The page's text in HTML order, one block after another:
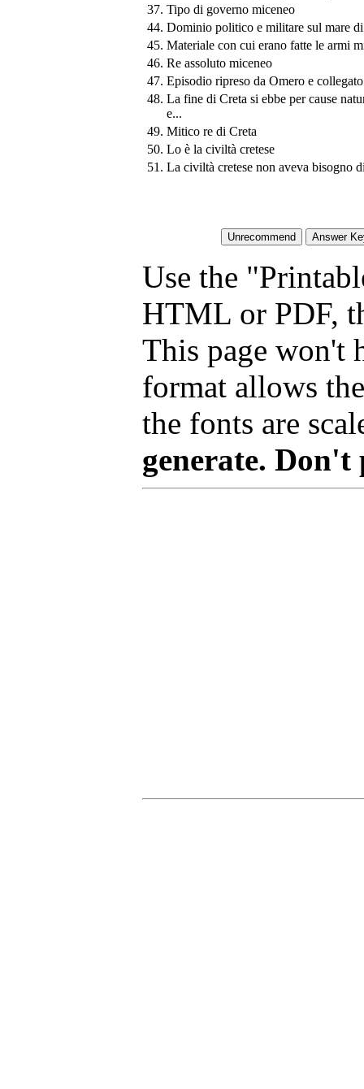
37. Tipo di governo miceneo
44. Dominio politico e militare sul mare
45. Materiale con cui erano fatte le armi
46. Re assoluto miceneo
47. Episodio ripreso da Omero e
48. La fine di Creta si ebbe per cause
e...
49. Mitico re di Creta
50. Lo è la civiltà cretese
51. La civiltà cretese non aveva bisogno
Use the
HTML or PDF,
This page won't
format allows
the fonts are
generate. Don't